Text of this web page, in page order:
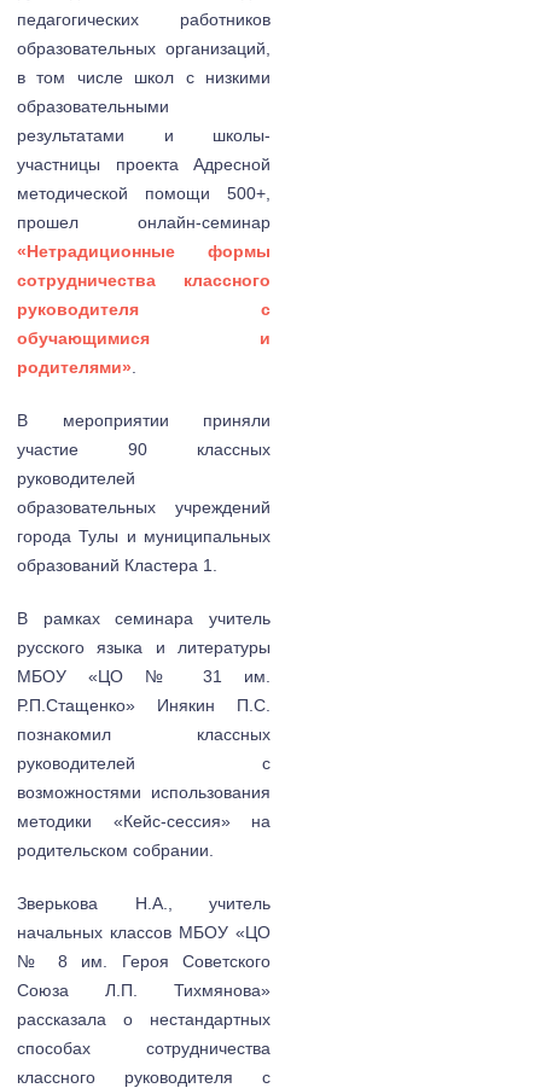
педагогических работников
образовательных организаций,
в том числе школ с низкими
образовательными
результатами и школы-
участницы проекта Адресной
методической помощи 500+,
прошел онлайн-семинар
«Нетрадиционные формы
сотрудничества классного
руководителя с
обучающимися и
родителями».
В мероприятии приняли
участие 90 классных
руководителей
образовательных учреждений
города Тулы и муниципальных
образований Кластера 1.
В рамках семинара учитель
русского языка и литературы
МБОУ «ЦО № 31 им.
Р.П.Стащенко» Инякин П.С.
познакомил классных
руководителей с
возможностями использования
методики «Кейс-сессия» на
родительском собрании.
Зверькова Н.А., учитель
начальных классов МБОУ «ЦО
№ 8 им. Героя Советского
Союза Л.П. Тихмянова»
рассказала о нестандартных
способах сотрудничества
классного руководителя с